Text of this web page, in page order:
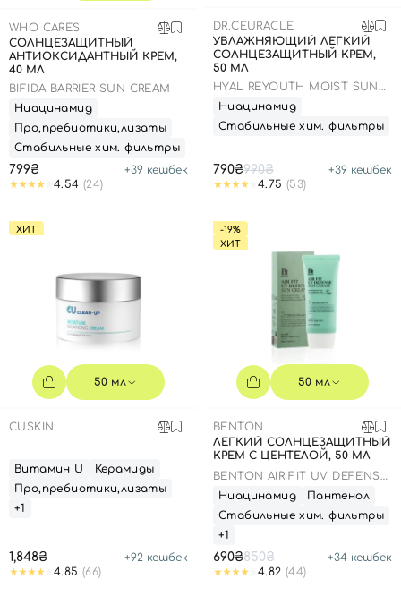
Кремы для тела с SPF
Миниатюры
Карбокситерапия
Бьюти Гаджеты
Автозагар
Наборы
Шея и декольте
Для мужчин
Специальный уход
Для детей
Для мужчин
Дезодоранты
Интимный уход
Автозагар
WHO CARES
СОЛНЦЕЗАЩИТНЫЙ
АНТИОКСИДАНТНЫЙ КРЕМ,
40 МЛ
BIFIDA BARRIER SUN CREAM
Ниацинамид
Про,пребиотики,лизаты
Стабильные хим. фильтры
799₴ +39 кешбек
4.54 (24)
DR.CEURACLE
УВЛАЖНЯЮЩИЙ ЛЕГКИЙ
СОЛНЦЕЗАЩИТНЫЙ КРЕМ,
50 МЛ
HYAL REYOUTH MOIST SUN
SPF 50/PA++++
Ниацинамид
Стабильные хим. фильтры
790₴990₴ +39 кешбек
4.75 (53)
ХИТ
50 мл
CUSKIN
Витамин U
Керамиды
Про,пребиотики,лизаты
+1
1,848₴ +92 кешбек
4.85 (66)
-19%
ХИТ
50 мл
BENTON
ЛЕГКИЙ СОЛНЦЕЗАЩИТНЫЙ
КРЕМ С ЦЕНТЕЛОЙ, 50 МЛ
BENTON AIR FIT UV DEFENSE
SUN CREAM SPF50
Ниацинамид
Пантенол
Стабильные хим. фильтры
+1
690₴850₴ +34 кешбек
4.82 (44)